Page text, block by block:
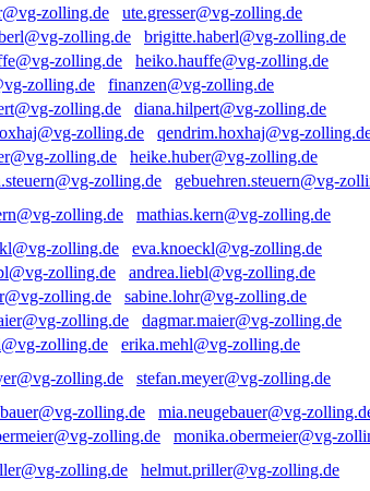
ute.gresser@vg-zolling.de
brigitte.haberl@vg-zolling.de
heiko.hauffe@vg-zolling.de
finanzen@vg-zolling.de
diana.hilpert@vg-zolling.de
qendrim.hoxhaj@vg-
heike.huber@vg-zolling.de
gebuehren.steuern@vg-
mathias.kern@vg-zolling.de
eva.knoeckl@vg-zolling.de
andrea.liebl@vg-zolling.de
sabine.lohr@vg-zolling.de
dagmar.maier@vg-zolling.de
erika.mehl@vg-zolling.de
stefan.meyer@vg-zolling.de
mia.neugebauer@vg-
monika.obermeier@vg-
helmut.priller@vg-zolling.de